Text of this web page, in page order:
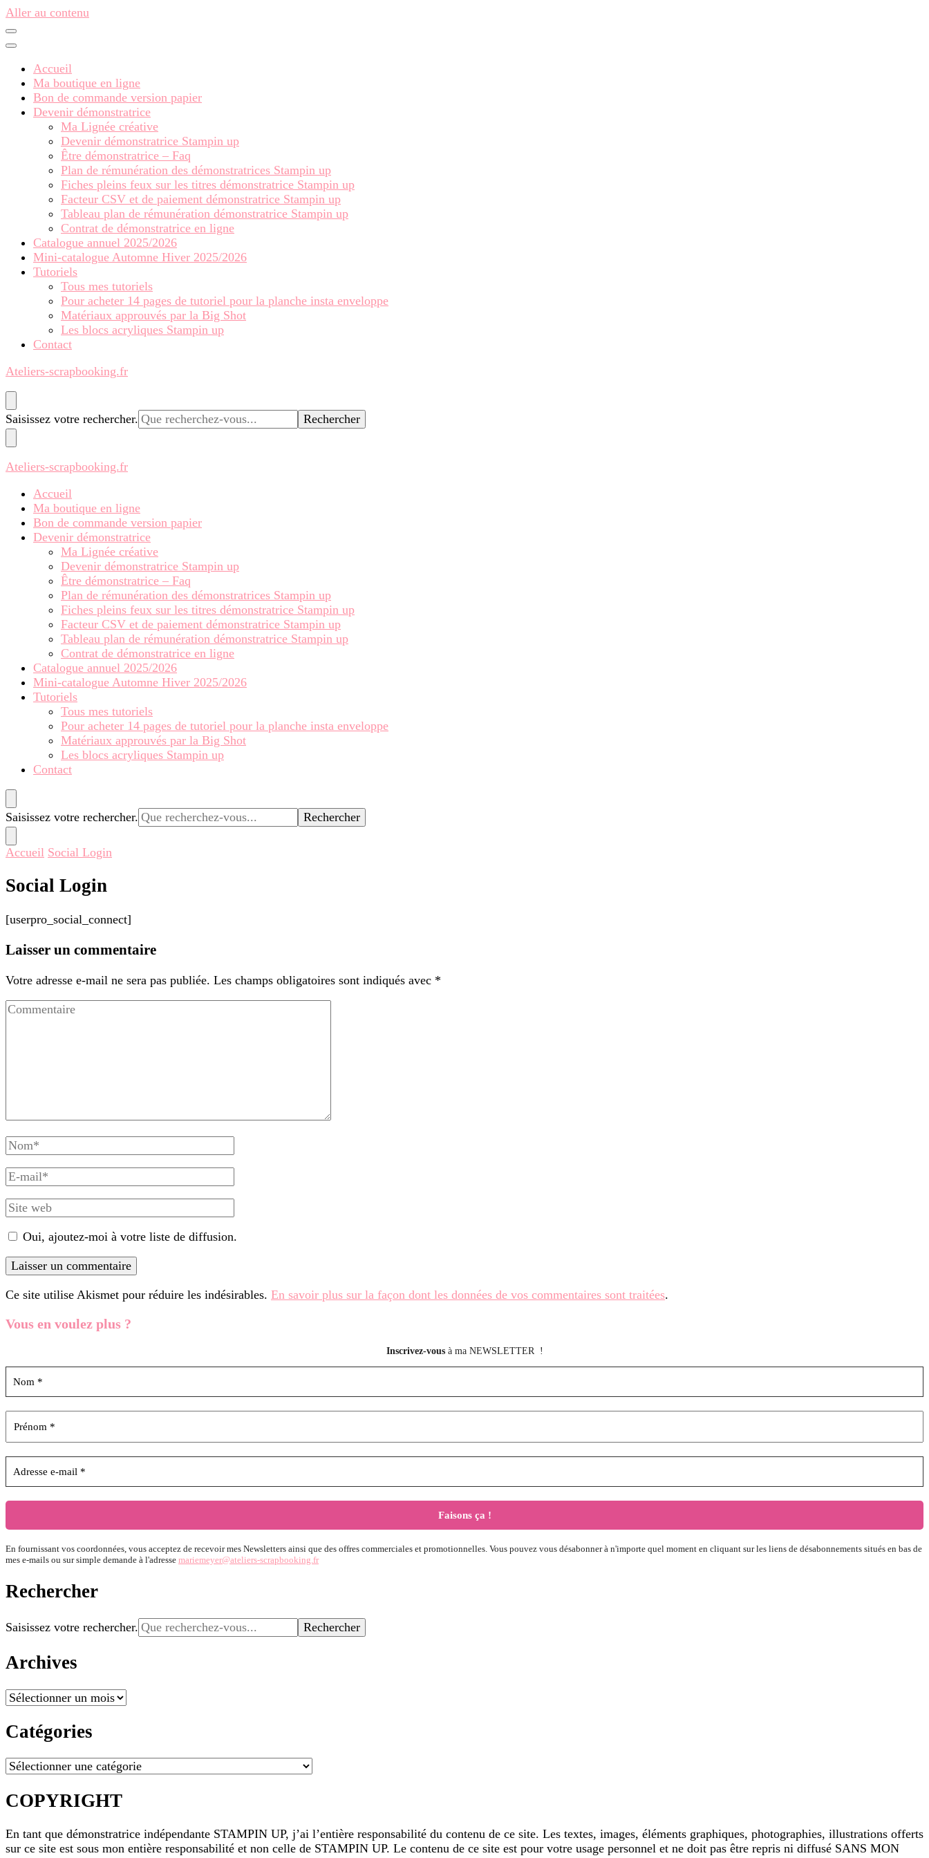
Aller au contenu
Accueil
Ma boutique en ligne
Bon de commande version papier
Devenir démonstratrice
Ma Lignée créative
Devenir démonstratrice Stampin up
Être démonstratrice – Faq
Plan de rémunération des démonstratrices Stampin up
Fiches pleins feux sur les titres démonstratrice Stampin up
Facteur CSV et de paiement démonstratrice Stampin up
Tableau plan de rémunération démonstratrice Stampin up
Contrat de démonstratrice en ligne
Catalogue annuel 2025/2026
Mini-catalogue Automne Hiver 2025/2026
Tutoriels
Tous mes tutoriels
Pour acheter 14 pages de tutoriel pour la planche insta enveloppe
Matériaux approuvés par la Big Shot
Les blocs acryliques Stampin up
Contact
Ateliers-scrapbooking.fr
Vous
recherchiez
quelque
chose ?
Saisissez votre rechercher.
Ateliers-scrapbooking.fr
Accueil
Ma boutique en ligne
Bon de commande version papier
Devenir démonstratrice
Ma Lignée créative
Devenir démonstratrice Stampin up
Être démonstratrice – Faq
Plan de rémunération des démonstratrices Stampin up
Fiches pleins feux sur les titres démonstratrice Stampin up
Facteur CSV et de paiement démonstratrice Stampin up
Tableau plan de rémunération démonstratrice Stampin up
Contrat de démonstratrice en ligne
Catalogue annuel 2025/2026
Mini-catalogue Automne Hiver 2025/2026
Tutoriels
Tous mes tutoriels
Pour acheter 14 pages de tutoriel pour la planche insta enveloppe
Matériaux approuvés par la Big Shot
Les blocs acryliques Stampin up
Contact
Vous
recherchiez
quelque
chose ?
Saisissez votre rechercher.
Accueil Social Login
Social Login
[userpro_social_connect]
Laisser un commentaire
Votre adresse e-mail ne sera pas publiée. Les champs obligatoires sont indiqués avec *
Commentaire
Nom
complet
E-
mail
Site
web
Oui, ajoutez-moi à votre liste de diffusion.
Ce site utilise Akismet pour réduire les indésirables. En savoir plus sur la façon dont les données de vos commentaires sont traitées.
Vous en voulez plus ?
Inscrivez-vousà ma NEWSLETTER !
En fournissant vos coordonnées, vous acceptez de recevoir mes Newsletters ainsi que des offres commerciales et promotionnelles. Vous pouvez vous désabonner à n'importe quel moment en cliquant sur les liens de désabonnements situés en bas de
mes e-mails ou sur simple demande à l'adresse mariemeyer@ateliers-scrapbooking.fr
Rechercher
Vous
quelque
chose ?
Saisissez votre rechercher.
Archives
Archives
Catégories
Catégories
COPYRIGHT
En tant que démonstratrice indépendante STAMPIN UP, j’ai l’entière responsabilité du contenu de ce site. Les textes, images, éléments graphiques, photographies, illustrations offerts
sur ce site est sous mon entière responsabilité et non celle de STAMPIN UP. Le contenu de ce site est pour votre usage personnel et ne doit pas être repris ni diffusé SANS MON